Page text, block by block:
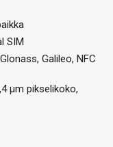
SIM
Galileo, NFC
µm pikselikoko,